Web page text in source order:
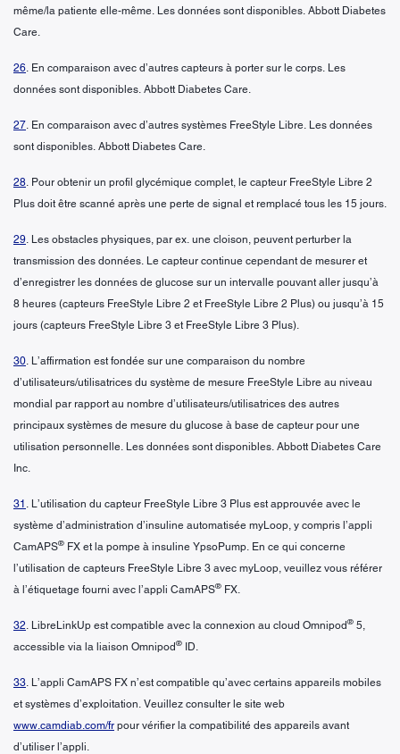
même/la patiente elle-même. Les données sont disponibles. Abbott Diabetes
Care.
26. En comparaison avec d’autres capteurs à porter sur le corps. Les
données sont disponibles. Abbott Diabetes Care.
27. En comparaison avec d’autres systèmes FreeStyle Libre. Les données
sont disponibles. Abbott Diabetes Care.
28. Pour obtenir un profil glycémique complet, le capteur FreeStyle Libre 2
Plus doit être scanné après une perte de signal et remplacé tous les 15 jours.
29. Les obstacles physiques, par ex. une cloison, peuvent perturber la
transmission des données. Le capteur continue cependant de mesurer et
d’enregistrer les données de glucose sur un intervalle pouvant aller jusqu’à
8 heures (capteurs FreeStyle Libre 2 et FreeStyle Libre 2 Plus) ou jusqu’à 15
jours (capteurs FreeStyle Libre 3 et FreeStyle Libre 3 Plus).
30. L’affirmation est fondée sur une comparaison du nombre
d’utilisateurs/utilisatrices du système de mesure FreeStyle Libre au niveau
mondial par rapport au nombre d’utilisateurs/utilisatrices des autres
principaux systèmes de mesure du glucose à base de capteur pour une
utilisation personnelle. Les données sont disponibles. Abbott Diabetes Care
Inc.
31 . L’utilisation du capteur FreeStyle Libre 3 Plus est approuvée avec le
système d’administration d’insuline automatisée myLoop, y compris l’appli
CamAPS® FX et la pompe à insuline YpsoPump. En ce qui concerne
l’utilisation de capteurs FreeStyle Libre 3 avec myLoop, veuillez vous référer
à l’étiquetage fourni avec l’appli CamAPS® FX.
32. LibreLinkUp est compatible avec la connexion au cloud Omnipod® 5,
accessible via la liaison Omnipod® ID.
33. L’appli CamAPS FX n’est compatible qu’avec certains appareils mobiles
et systèmes d’exploitation. Veuillez consulter le site web
www.camdiab.com/fr pour vérifier la compatibilité des appareils avant
d’utiliser l’appli.